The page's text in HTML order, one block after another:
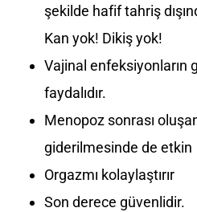
şekilde hafif tahriş
Kan yok! Dikiş yok!
Vajinal enfeksiyonların
faydalıdır.
Menopoz sonrası
giderilmesinde de etkin
Orgazmı kolaylaştırır
Son derece güvenlidir.